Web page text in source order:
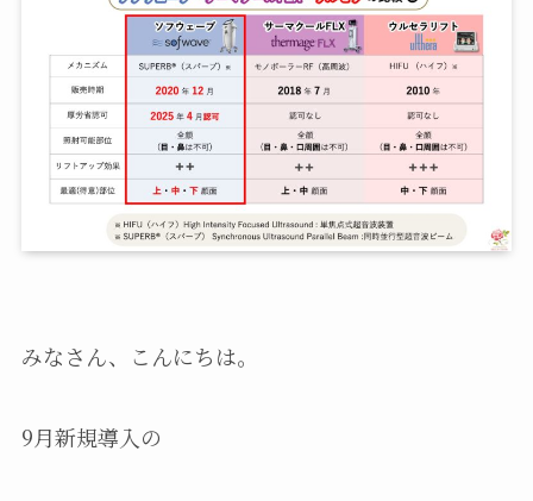
みなさん、こんにちは。
9月新規導入の